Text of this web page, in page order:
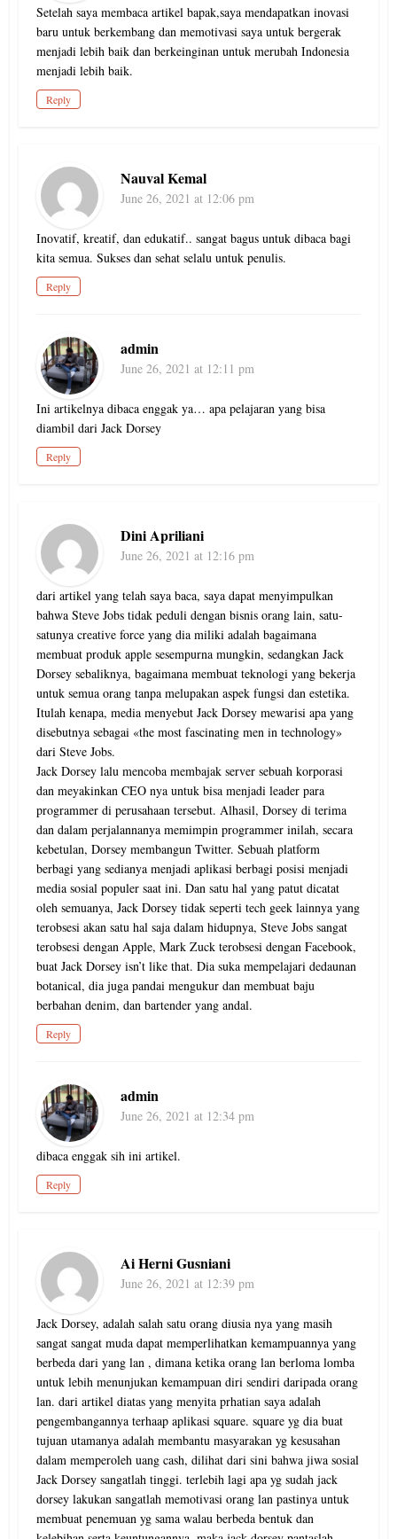
Setelah saya membaca artikel bapak,saya mendapatkan inovasi
baru untuk berkembang dan memotivasi saya untuk bergerak
menjadi lebih baik dan berkeinginan untuk merubah Indonesia
menjadi lebih baik.
Reply
Nauval Kemal
June 26, 2021 at 12:06 pm
Inovatif, kreatif, dan edukatif.. sangat bagus untuk dibaca bagi
kita semua. Sukses dan sehat selalu untuk penulis.
Reply
admin
June 26, 2021 at 12:11 pm
Ini artikelnya dibaca enggak ya… apa pelajaran yang bisa
diambil dari Jack Dorsey
Reply
Dini Apriliani
June 26, 2021 at 12:16 pm
dari artikel yang telah saya baca, saya dapat menyimpulkan
bahwa Steve Jobs tidak peduli dengan bisnis orang lain, satu-
satunya creative force yang dia miliki adalah bagaimana
membuat produk apple sesempurna mungkin, sedangkan Jack
Dorsey sebaliknya, bagaimana membuat teknologi yang bekerja
untuk semua orang tanpa melupakan aspek fungsi dan estetika.
Itulah kenapa, media menyebut Jack Dorsey mewarisi apa yang
disebutnya sebagai «the most fascinating men in technology»
dari Steve Jobs.
Jack Dorsey lalu mencoba membajak server sebuah korporasi
dan meyakinkan CEO nya untuk bisa menjadi leader para
programmer di perusahaan tersebut. Alhasil, Dorsey di terima
dan dalam perjalannanya memimpin programmer inilah, secara
kebetulan, Dorsey membangun Twitter. Sebuah platform
berbagi yang sedianya menjadi aplikasi berbagi posisi menjadi
media sosial populer saat ini. Dan satu hal yang patut dicatat
oleh semuanya, Jack Dorsey tidak seperti tech geek lainnya yang
terobsesi akan satu hal saja dalam hidupnya, Steve Jobs sangat
terobsesi dengan Apple, Mark Zuck terobsesi dengan Facebook,
buat Jack Dorsey isn’t like that. Dia suka mempelajari dedaunan
botanical, dia juga pandai mengukur dan membuat baju
berbahan denim, dan bartender yang andal.
Reply
admin
June 26, 2021 at 12:34 pm
dibaca enggak sih ini artikel.
Reply
Ai Herni Gusniani
June 26, 2021 at 12:39 pm
Jack Dorsey, adalah salah satu orang diusia nya yang masih
sangat sangat muda dapat memperlihatkan kemampuannya yang
berbeda dari yang lan , dimana ketika orang lan berloma lomba
untuk lebih menunjukan kemampuan diri sendiri daripada orang
lan. dari artikel diatas yang menyita prhatian saya adalah
pengembangannya terhaap aplikasi square. square yg dia buat
tujuan utamanya adalah membantu masyarakan yg kesusahan
dalam memperoleh uang cash, dilihat dari sini bahwa jiwa sosial
Jack Dorsey sangatlah tinggi. terlebih lagi apa yg sudah jack
dorsey lakukan sangatlah memotivasi orang lan pastinya untuk
membuat penemuan yg sama walau berbeda bentuk dan